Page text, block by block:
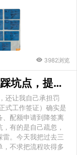
3982浏览
华人办理菲律宾9G工签常见踩坑点，提前规避高额罚款
还让我自己承担罚
式工作签证）确实是
配额申请到降签离
有的是自己疏忽，
雷。今天我把过去三
不求把流程吹得多